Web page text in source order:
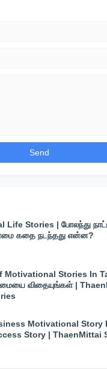
Life Stories | போலந்து
கதை நடந்தது என்ன?
Motivational Stories In
விதையுங்கள் |
Motivational Story
Story | ThaenMittai